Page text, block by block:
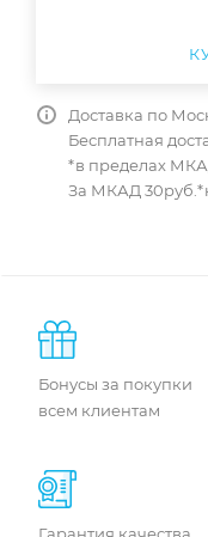
Доставка по
Бесплатная
*в пределах
За МКАД
Бонусы за покупки
всем клиентам